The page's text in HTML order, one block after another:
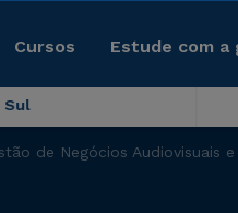
Cursos Estude com a
Sul
de Negócios Audiovisuais